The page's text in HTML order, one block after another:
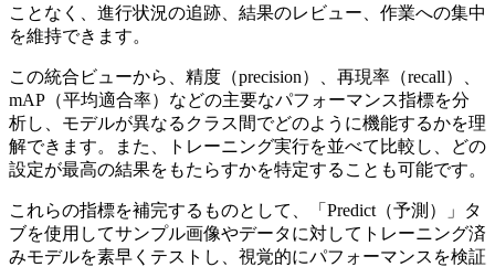
ことなく、進行状況の追跡、結果のレビュー、作業への集中
を維持できます。
この統合ビューから、精度（precision）、再現率（recall）、
mAP（平均適合率）などの主要なパフォーマンス指標を分
析し、モデルが異なるクラス間でどのように機能するかを理
解できます。また、トレーニング実行を並べて比較し、どの
設定が最高の結果をもたらすかを特定することも可能です。
これらの指標を補完するものとして、「Predict（予測）」タ
ブを使用してサンプル画像やデータに対してトレーニング済
みモデルを素早くテストし、視覚的にパフォーマンスを検証